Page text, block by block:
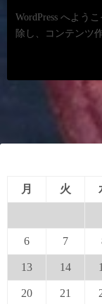
WordPress へよう
除し、コンテンツ
月
火
6 7
13 14
20 21